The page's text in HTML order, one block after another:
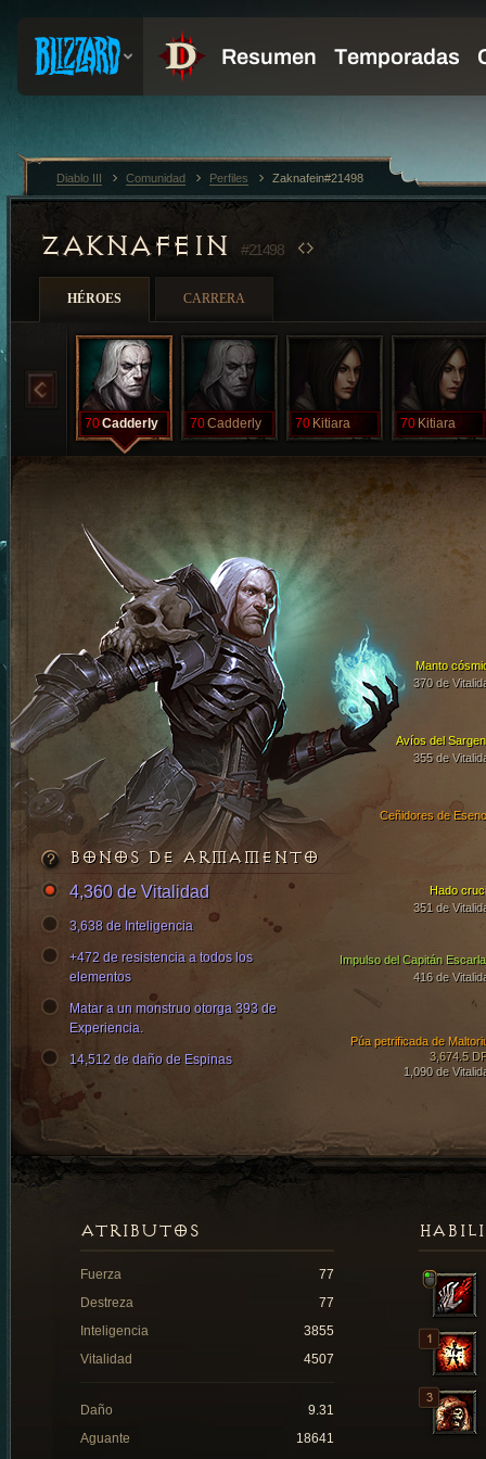
ZAKNAFEIN #21498
HÉROES CARRERA
70Cadderly 70Cadderly 70 Kitiara 70 Kitiara
Avíos del
355 de
Ceñidores de
Manto
370 de
Impulso del Capitán
416 de
Púa petrificada de
3,674.5
1,090 de
Hado
351 de
BONOS DE ARMAMENTO
4,360 de Vitalidad
3,638 de Inteligencia
+472 de resistencia a todos los
elementos
Matar a un monstruo otorga 393 de
Experiencia.
14,512 de daño de Espinas
ATRIBUTOS
Fuerza
77
Destreza
77
Inteligencia
3855
Vitalidad
4507
Daño
9.31
Aguante
18641
Diablo III Comunidad Perfiles Zaknafein#21498